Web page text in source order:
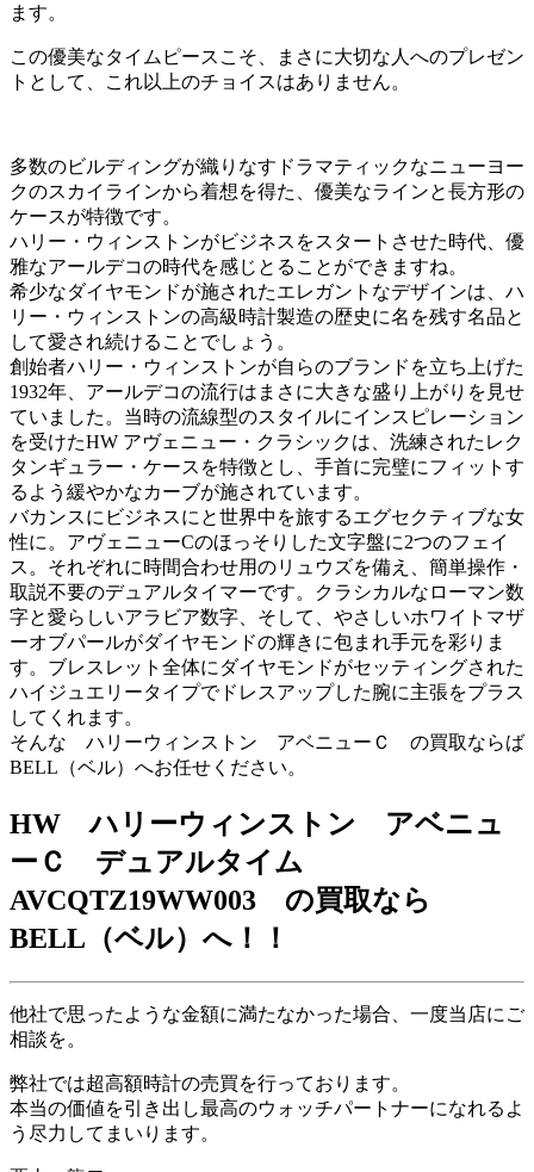
ます。
この優美なタイムピースこそ、まさに大切な人へのプレゼン
トとして、これ以上のチョイスはありません。
多数のビルディングが織りなすドラマティックなニューヨー
クのスカイラインから着想を得た、優美なラインと長方形の
ケースが特徴です。
ハリー・ウィンストンがビジネスをスタートさせた時代、優
雅なアールデコの時代を感じとることができますね。
希少なダイヤモンドが施されたエレガントなデザインは、ハ
リー・ウィンストンの高級時計製造の歴史に名を残す名品と
して愛され続けることでしょう。
創始者ハリー・ウィンストンが自らのブランドを立ち上げた
1932年、アールデコの流行はまさに大きな盛り上がりを見せ
ていました。当時の流線型のスタイルにインスピレーション
を受けたHW アヴェニュー・クラシックは、洗練されたレク
タンギュラー・ケースを特徴とし、手首に完璧にフィットす
るよう緩やかなカーブが施されています。
バカンスにビジネスにと世界中を旅するエグセクティブな女
性に。アヴェニューCのほっそりした文字盤に2つのフェイ
ス。それぞれに時間合わせ用のリュウズを備え、簡単操作・
取説不要のデュアルタイマーです。クラシカルなローマン数
字と愛らしいアラビア数字、そして、やさしいホワイトマザ
ーオブパールがダイヤモンドの輝きに包まれ手元を彩りま
す。ブレスレット全体にダイヤモンドがセッティングされた
ハイジュエリータイプでドレスアップした腕に主張をプラス
してくれます。
そんな ハリーウィンストン アベニューＣ の買取ならば
BELL（ベル）へお任せください。
HW ハリーウィンストン アベニュ
ーＣ デュアルタイム
AVCQTZ19WW003 の買取なら
BELL （ベル）へ！！
他社で思ったような金額に満たなかった場合、一度当店にご
相談を。
弊社では超高額時計の売買を行っております。
本当の価値を引き出し最高のウォッチパートナーになれるよ
う尽力してまいります。